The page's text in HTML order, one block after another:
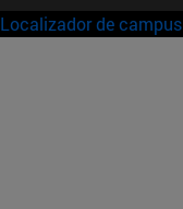
Localizador de campus